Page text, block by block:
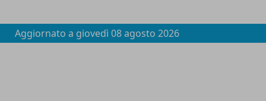
Aggiornato a giovedì 08 agosto 2026